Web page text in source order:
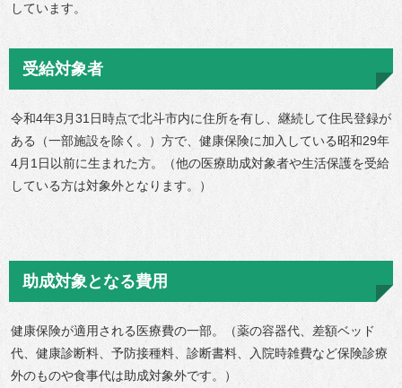
しています。
受給対象者
令和4年3月31日時点で北斗市内に住所を有し、継続して住民登録が
ある（一部施設を除く。）方で、健康保険に加入している昭和29年
4月1日以前に生まれた方。（他の医療助成対象者や生活保護を受給
している方は対象外となります。）
助成対象となる費用
健康保険が適用される医療費の一部。（薬の容器代、差額ベッド
代、健康診断料、予防接種料、診断書料、入院時雑費など保険診療
外のものや食事代は助成対象外です。）